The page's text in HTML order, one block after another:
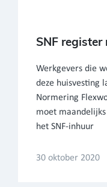
SNF
Werkgevers die
deze huisvesting
Normering
moet
het SNF-inhuur
30 oktober 2020